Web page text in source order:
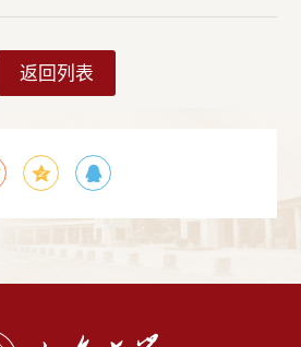
返回列表